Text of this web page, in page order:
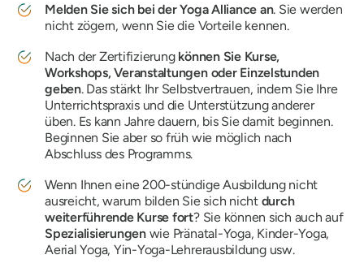
Melden Sie sich bei der Yoga Alliance an. Sie werden
nicht zögern, wenn Sie die Vorteile kennen.
Nach der Zertifizierung können Sie Kurse,
Workshops, Veranstaltungen oder Einzelstunden
geben. Das stärkt Ihr Selbstvertrauen, indem Sie Ihre
Unterrichtspraxis und die Unterstützung anderer
üben. Es kann Jahre dauern, bis Sie damit beginnen.
Beginnen Sie aber so früh wie möglich nach
Abschluss des Programms.
Wenn Ihnen eine 200-stündige Ausbildung nicht
ausreicht, warum bilden Sie sich nicht durch
weiterführende Kurse fort? Sie können sich auch auf
Spezialisierungen wie Pränatal-Yoga, Kinder-Yoga,
Aerial Yoga, Yin-Yoga-Lehrerausbildung usw.